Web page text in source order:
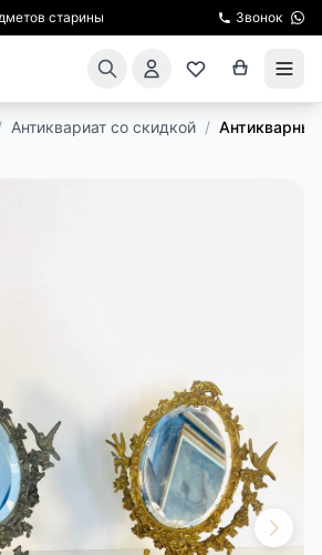
старины Звонок
Антиквариат со скидкой /